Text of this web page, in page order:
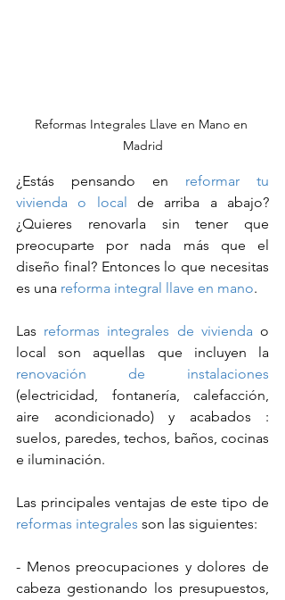
Reformas Integrales Llave en Mano en
Madrid
¿Estás pensando en reformar tu
vivienda o local
de arriba a abajo?
¿Quieres renovarla sin tener que
preocuparte por nada más que el
diseño final? Entonces lo que necesitas
es una reforma integral llave en mano.
Las reformas integrales de vivienda o
renovación de instalaciones
(electricidad, fontanería, calefacción,
aire acondicionado) y acabados :
suelos, paredes, techos, baños, cocinas
e iluminación.
reformas integrales son las siguientes:
- Menos preocupaciones y dolores de
cabeza gestionando los presupuestos,